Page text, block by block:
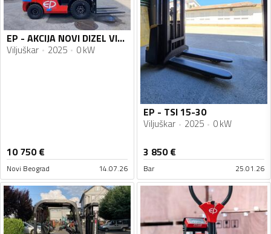
EP - AKCIJA NOVI DIZEL VILJUSKARI 2.5t
Viljuškar 2025 0 kW
10 750€
Novi Beograd 14.07.26
EP - TSI 15-30
Viljuškar 2025 0 kW
3 850€
Bar 25.01.26